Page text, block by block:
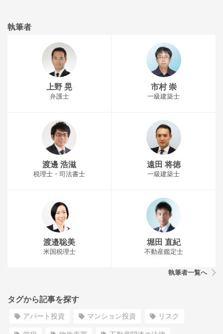
執筆者
上野 晃
弁護士
市村 崇
一級建築士
渡邊 浩滋
税理士・司法書士
遠田 将徳
一級建築士
渡邉聡美
米国税理士
堀田 直紀
不動産鑑定士
執筆者一覧へ
タグから記事を探す
アパート投資 マンション投資 リスク